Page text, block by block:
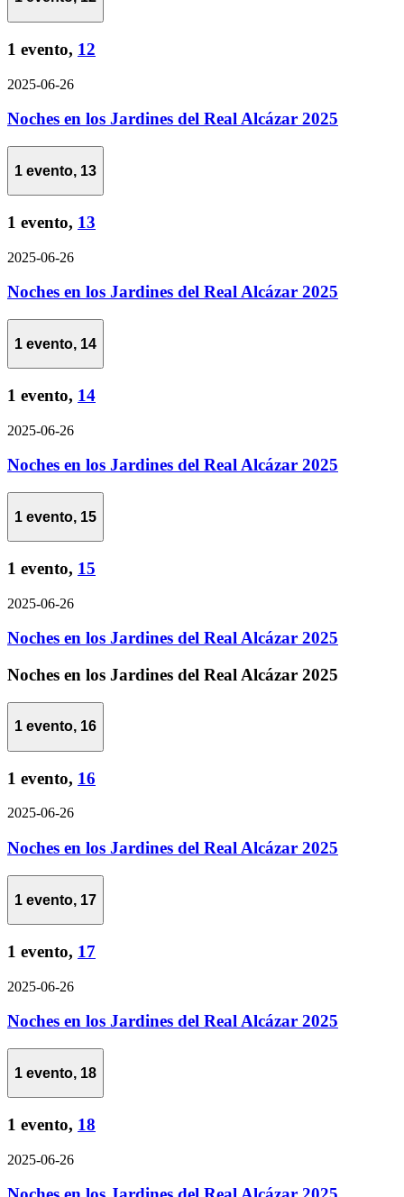
1 evento, 12
2025-06-26
Noches en los Jardines del Real Alcázar 2025
1 evento, 13
1 evento, 13
2025-06-26
Noches en los Jardines del Real Alcázar 2025
1 evento, 14
1 evento, 14
2025-06-26
Noches en los Jardines del Real Alcázar 2025
1 evento, 15
1 evento, 15
2025-06-26
Noches en los Jardines del Real Alcázar 2025
Noches en los Jardines del Real Alcázar 2025
1 evento, 16
1 evento, 16
2025-06-26
Noches en los Jardines del Real Alcázar 2025
1 evento, 17
1 evento, 17
2025-06-26
Noches en los Jardines del Real Alcázar 2025
1 evento, 18
1 evento, 18
2025-06-26